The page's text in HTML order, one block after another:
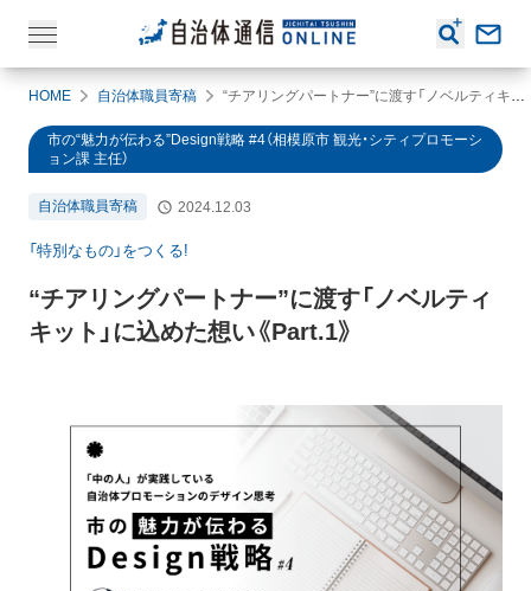
HOME 自治体職員寄稿 “チアリングパートナー”に渡す「ノベルティキット」に込めた想い《Part.1》
市の“魅力が伝わる”Design戦略 #4（相模原市 観光・シティプロモーシ
ョン課 主任）
自治体職員寄稿 2024.12.03
「特別なもの」をつくる!
“チアリングパートナー”に渡す「ノベルティ
キット」に込めた想い《Part.1》